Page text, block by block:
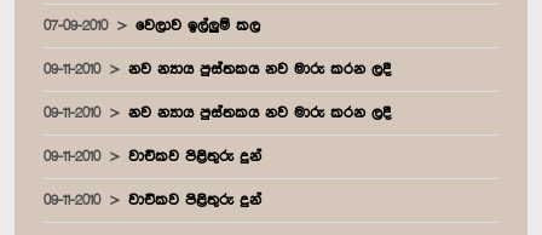
07-09-2010 වෙලාව ඉල්ලුම් කල
09-11-2010 නව න්‍යාය පුස්තකය නව මාරු කරන ලදී
09-11-2010 නව න්‍යාය පුස්තකය නව මාරු කරන ලදී
09-11-2010 වාචිකව පිළිතුරු දුන්
09-11-2010 වාචිකව පිළිතුරු දුන්